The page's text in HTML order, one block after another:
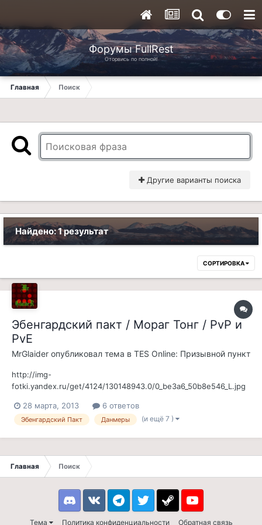
Форумы FullRest
Оторвись по полной!
Главная Поиск
Другие варианты поиска
Найдено: 1 результат
СОРТИРОВКА
Эбенгардский пакт / Мораг Тонг / PvP и
PvE
MrGlaider опубликовал тема в TES Online: Призывной пункт
http://img-
fotki.yandex.ru/get/4124/130148943.0/0_be3a6_50b8e546_L.jpg
аргониан в свои ряды! Основная цель нашего ордина
поддержка Эбенгардский пакта и укреплении собственных
28 марта, 2013 6 ответов
Эбенгардский Пакт Данмеры (и ещё 7 )
Главная Поиск
Тема Политика конфиденциальности Обратная связь
DiscordVK TelegramTwitter Steam Youtube